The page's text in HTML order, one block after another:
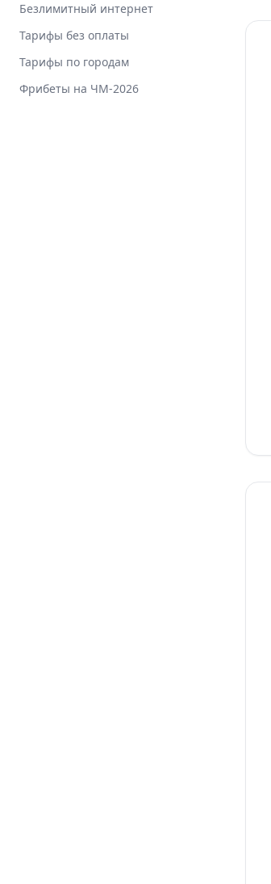
Безлимитный интернет
Тарифы без оплаты
Тарифы по городам
Фрибеты на ЧМ-2026